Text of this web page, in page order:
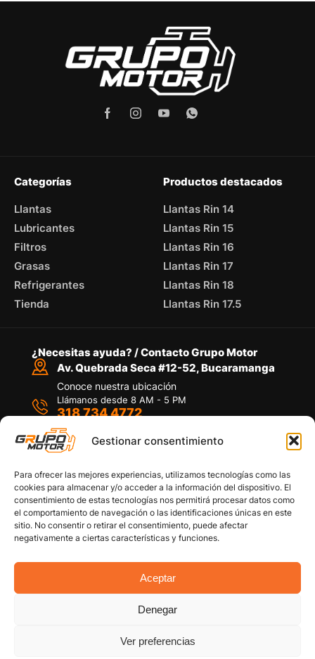
Gestionar consentimiento
Para ofrecer las mejores experiencias, utilizamos tecnologías como las
cookies para almacenar y/o acceder a la información del dispositivo. El
consentimiento de estas tecnologías nos permitirá procesar datos como
el comportamiento de navegación o las identificaciones únicas en este
sitio. No consentir o retirar el consentimiento, puede afectar
negativamente a ciertas características y funciones.
Aceptar
Denegar
Ver preferencias
Categorías
Llantas
Lubricantes
Filtros
Grasas
Refrigerantes
Tienda
Productos destacados
Llantas Rin 14
Llantas Rin 15
Llantas Rin 16
Llantas Rin 17
Llantas Rin 18
Llantas Rin 17.5
¿Necesitas ayuda? / Contacto Grupo Motor
Av. Quebrada Seca #12-52, Bucaramanga
Conoce nuestra ubicación
Llámanos desde 8 AM - 5 PM
318 734 4772
Por medio de WhatsApp
Copyright © 2026 Grupo Motor S.A.S. Todos los
Políticas de privacidad
Política de devoluciones y/o reembolsos
Términos y Condiciones